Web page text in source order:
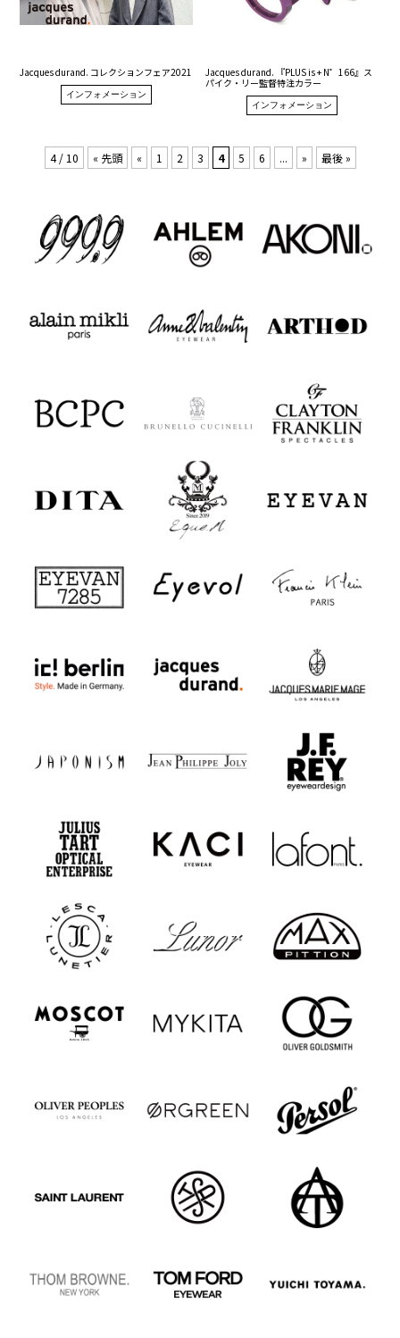
Jacques durand. コレクションフェア2021
インフォメーション
Jacques durand. 『PLUS is + N゜166』ス
パイク・リー監督特注カラー
インフォメーション
4 / 10 « 先頭 « 1 2 3 4 5 6 ... » 最後 »